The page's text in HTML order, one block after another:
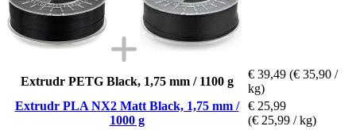
Extrudr PETG Black, 1,75 mm / 1100 g
€ 39,49 (€ 35,90 /
kg)
Extrudr PLA NX2 Matt Black, 1,75 mm /
1000 g
€ 25,99
(€ 25,99 / kg)